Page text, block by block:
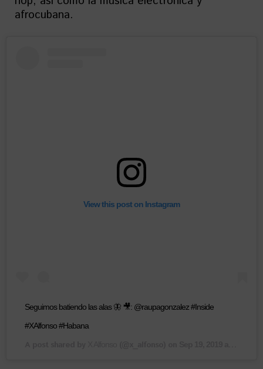
afrocubana.
View this post on Instagram
Seguimos batiendo las alas 🦋 🎥: @raupagonzalez #Inside
#XAlfonso #Habana